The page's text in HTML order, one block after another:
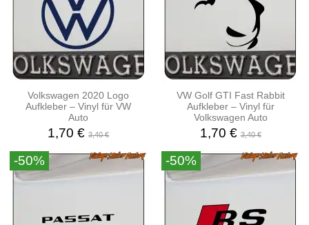
Volkswagen 2020 Logo
Aufkleber – Vinyl für VW
Auto
1,70 €3,40 €
VW Golf GTI Fast Rabbit
Aufkleber – Vinyl für
Volkswagen Auto
1,70 €3,40 €
-50% -50%